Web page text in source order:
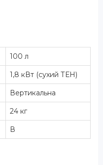
100 л
1,8 кВт (сухий ТЕН)
Вертикальна
24 кг
В